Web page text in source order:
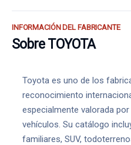
INFORMACIÓN DEL FABRICANTE
Sobre TOYOTA
Toyota es uno de los
reconocimiento
especialmente valorada
vehículos. Su catálogo
familiares, SUV,